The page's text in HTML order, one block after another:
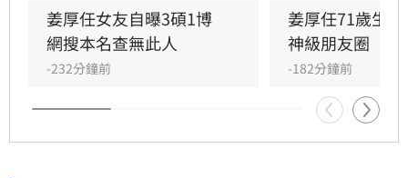
更有網友爆料其過去經歷與改名等爭議。面對外
界對女友背景的連番檢視與熱議，姜厚任受訪時
直言，這段感情本是浪漫的愛情片，不希望演變
成偵探片，強調無論對方背景如何都堅定相愛，
並表示涉及個人隱私與法律問題，後續將不再針
對相關傳聞做出任何回應。
姜厚任女友自曝3碩1博
網搜本名查無此人
-232分鐘前
姜厚任71歲生
神級朋友圈
-182分鐘前